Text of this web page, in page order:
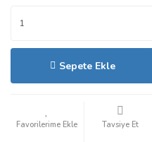
Sepete Ekle
Tavsiye Et